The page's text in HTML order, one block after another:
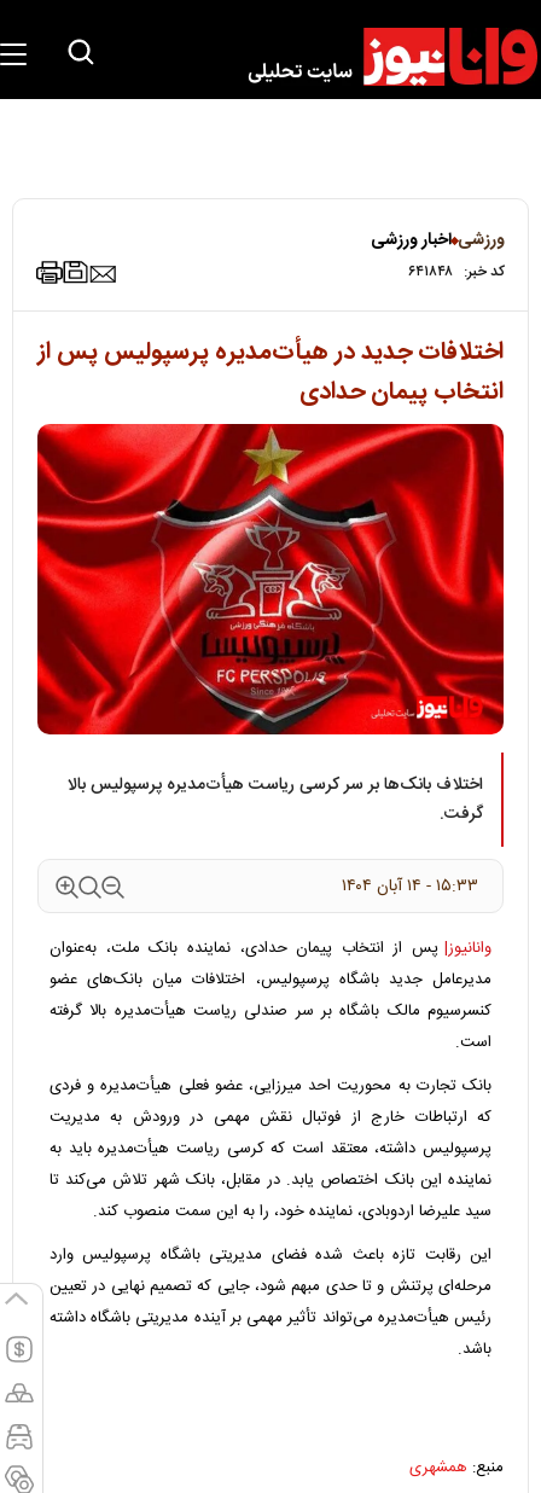
ورزشی اخبار ورزشی
کد خبر: ۶۴۱۸۴۸
اختلافات جدید در هیأت‌مدیره پرسپولیس پس از
انتخاب پیمان حدادی
اختلاف بانک‌ها بر سر کرسی ریاست هیأت‌مدیره پرسپولیس بالا
گرفت.
۱۵:۳۳ - ۱۴ آبان ۱۴۰۴
وانانیوز| پس از انتخاب پیمان حدادی، نماینده بانک ملت، به‌عنوان
مدیرعامل جدید باشگاه پرسپولیس، اختلافات میان بانک‌های عضو
کنسرسیوم مالک باشگاه بر سر صندلی ریاست هیأت‌مدیره بالا گرفته
است.
بانک تجارت به محوریت احد میرزایی، عضو فعلی هیأت‌مدیره و فردی
که ارتباطات خارج از فوتبال نقش مهمی در ورودش به مدیریت
پرسپولیس داشته، معتقد است که کرسی ریاست هیأت‌مدیره باید به
نماینده این بانک اختصاص یابد. در مقابل، بانک شهر تلاش می‌کند تا
سید علیرضا اردوبادی، نماینده خود، را به این سمت منصوب کند.
این رقابت تازه باعث شده فضای مدیریتی باشگاه پرسپولیس وارد
مرحله‌ای پرتنش و تا حدی مبهم شود، جایی که تصمیم نهایی در تعیین
رئیس هیأت‌مدیره می‌تواند تأثیر مهمی بر آینده مدیریتی باشگاه داشته
باشد.
منبع: همشهری